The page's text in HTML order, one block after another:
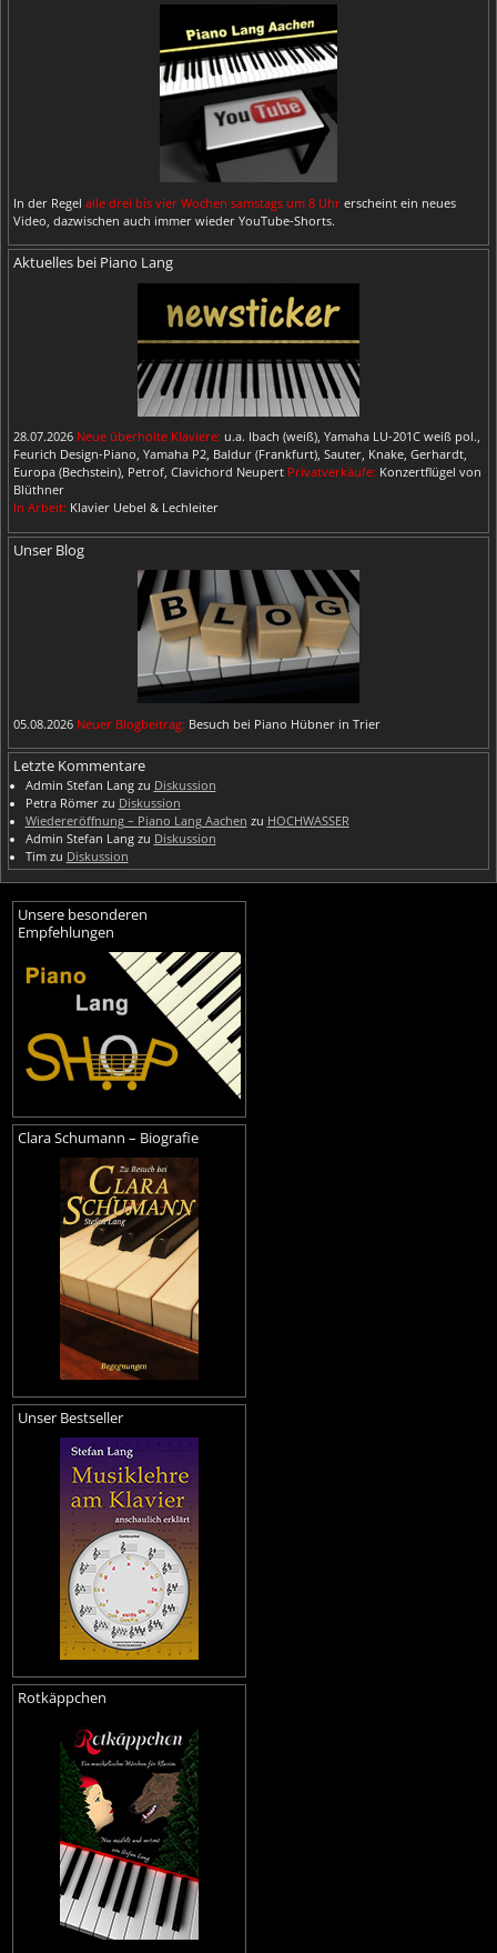
In der Regel alle drei bis vier Wochen samstags um 8 Uhr erscheint ein neues
Video, dazwischen auch immer wieder YouTube-Shorts.
Aktuelles bei Piano Lang
28.07.2026 Neue überholte Klaviere: u.a. Ibach (weiß), Yamaha LU-201C weiß pol.,
Feurich Design-Piano, Yamaha P2, Baldur (Frankfurt), Sauter, Knake, Gerhardt,
Europa (Bechstein), Petrof, Clavichord Neupert Privatverkäufe: Konzertflügel von
Blüthner
In Arbeit: Klavier Uebel & Lechleiter
Unser Blog
05.08.2026 Neuer Blogbeitrag: Besuch bei Piano Hübner in Trier
Letzte Kommentare
Admin Stefan Langzu Diskussion
Petra Römerzu Diskussion
Wiedereröffnung – Piano Lang Aachen zu HOCHWASSER
Admin Stefan Langzu Diskussion
Timzu Diskussion
Unsere besonderen
Empfehlungen
Clara Schumann – Biografie
Unser Bestseller
Rotkäppchen